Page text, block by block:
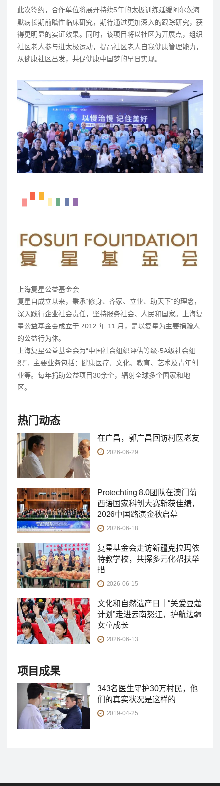
此次签约，合作单位将展开持续5年的太极训练延缓阿尔茨海
默病长期前瞻性临床研究，期待通过更加深入的跟踪研究，获
得更明显的实证效果。同时，该项目将以社区为开展点，组织
社区老人参与进太极运动，提高社区老人自我健康管理能力，
从健康社区出发，共促健康中国梦的早日实现。
上海复星公益基金会
复星自成立以来，秉承“修身、齐家、立业、助天下”的理念，
深入践行企业社会责任，坚持服务社会、人民和国家。上海复
星公益基金会成立于 2012 年 11 月，是以复星为主要捐赠人
的公益行为体。
上海复星公益基金会为“中国社会组织评估等级·5A级社会组
织”，主要业务包括：健康医疗、文化、教育、艺术及青年创
业等。每年捐助公益项目30余个，辐射全球多个国家和地
区。
热门动态
在广昌，郭广昌回访村医老友
2026-06-29
Protechting 8.0团队在澳门葡
西语国家科创大赛斩获佳绩，
2026中国路演金秋启幕
2026-06-18
复星基金会走访新疆克拉玛依
特教学校，共探多元化帮扶举
措
2026-06-15
文化和自然遗产日｜“关爱豆蔻
计划”走进云南怒江，护航边疆
女童成长
2026-06-13
项目成果
343名医生守护30万村民，他
们的真实状况是这样的
2019-04-25